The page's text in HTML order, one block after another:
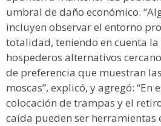
umbral de daño económico.
incluyen observar el entorno
totalidad, teniendo en cuenta la
hospederos alternativos
de preferencia que muestran
moscas”, explicó, y agregó: “En
colocación de trampas y el
caída pueden ser herramientas